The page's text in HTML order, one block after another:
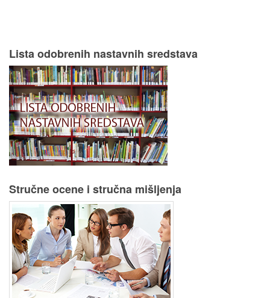
Lista odobrenih nastavnih sredstava
Stručne ocene i stručna mišljenja